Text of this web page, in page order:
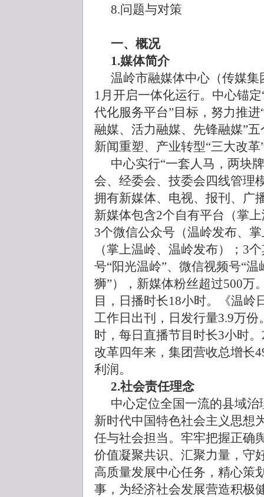
8.问题与对策
一、概况
1.媒体简介
温岭市融媒体中心（传媒集
1月开启一体化运行。中心锚
代化服务平台”目标，努力推
融媒、活力融媒、先锋融媒”
新闻重塑、产业转型“三大改革
中心实行“一套人马，两块
会、经委会、技委会四线管理
拥有新媒体、电视、报刊、广
新媒体包含2个自有平台（掌
3个微信公众号（温岭发布、
（掌上温岭、温岭发布）；3
号“阳光温岭”、微信视频号“
狮”），新媒体粉丝超过500万
目，日播时长18小时。《温岭
工作日出刊，日发行量3.9万
时，每日直播节目时长3小时
改革四年来，集团营收总增长
利润。
2.社会责任理念
中心定位全国一流的县域
新时代中国特色社会主义思想
任与社会担当。牢牢把握正确
价值凝聚共识、汇聚力量，守
高质量发展中心任务，精心策
事，为经济社会发展营造积极